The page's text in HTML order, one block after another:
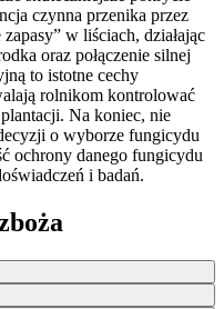
czynna przenika przez
w liściach, działając
oraz połączenie silnej
to istotne cechy
rolnikom kontrolować
Na koniec, nie
o wyborze fungicydu
ochrony danego fungicydu
i badań.